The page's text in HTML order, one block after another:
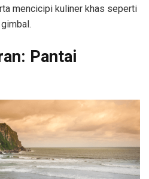
mencicipi kuliner khas seperti
Pantai